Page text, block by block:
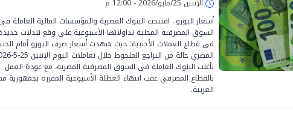
الإثنين 25/مايو/2026 - 12:00 م
أسعار اليورو.. افتتحت البنوك المصرية والمؤسسات المالية العاملة في
السوق المصرفية المحلية تداولاتها الأسبوعية على وقع تبدلات
في قطاع العملات الأجنبية؛ حيث شهدت أسعار صرف اليورو أمام
المصري حالة من التراجع الملحوظ خلال
بأغلب البنوك العاملة في السوق المصرفية المصرية، مع عودة العمل
بالقطاع المصرفي عقب انتهاء العطلة الأسبوعية المقررة بجمهورية
العربية.